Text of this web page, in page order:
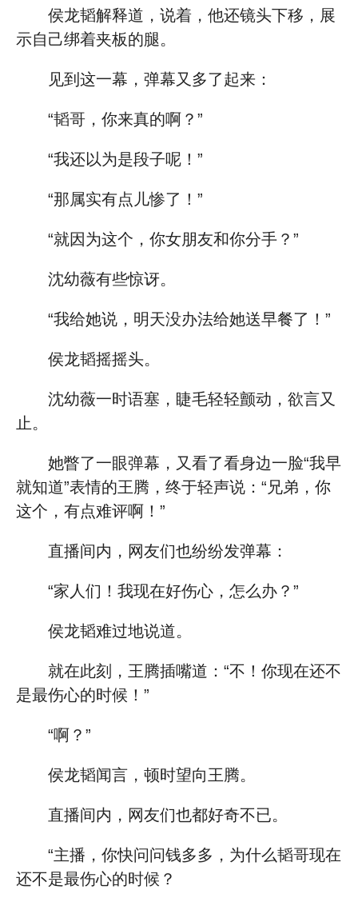
侯龙韬解释道，说着，他还镜头下移，展
示自己绑着夹板的腿。
见到这一幕，弹幕又多了起来：
“韬哥，你来真的啊？”
“我还以为是段子呢！”
“那属实有点儿惨了！”
“就因为这个，你女朋友和你分手？”
沈幼薇有些惊讶。
“我给她说，明天没办法给她送早餐了！”
侯龙韬摇摇头。
沈幼薇一时语塞，睫毛轻轻颤动，欲言又
止。
她瞥了一眼弹幕，又看了看身边一脸“我早
就知道”表情的王腾，终于轻声说：“兄弟，你
这个，有点难评啊！”
直播间内，网友们也纷纷发弹幕：
“家人们！我现在好伤心，怎么办？”
侯龙韬难过地说道。
就在此刻，王腾插嘴道：“不！你现在还不
是最伤心的时候！”
“啊？”
侯龙韬闻言，顿时望向王腾。
直播间内，网友们也都好奇不已。
“主播，你快问问钱多多，为什么韬哥现在
还不是最伤心的时候？